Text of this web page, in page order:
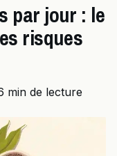
par jour : le
risques
min de lecture